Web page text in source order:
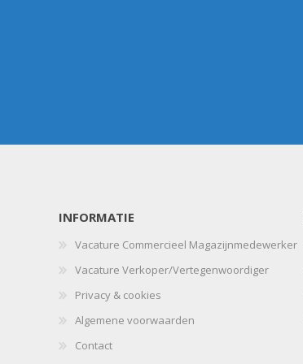
INFORMATIE
Vacature Commercieel Magazijnmedewerker
Vacature Verkoper/Vertegenwoordiger
Privacy & cookies
Algemene voorwaarden
Contact